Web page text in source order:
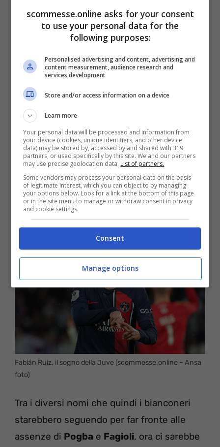
Uno in particolare, secondo le ultime
indiscrezioni, riguarda poi proprio la sua ex
voci di mercato, piacerebbe infatti l’ex
azzurro,
unisce un ottimo fisico a delle interessanti
trame di gioco, ha giocato a Fuorigrotta
dall’estate del 2018 al 2022, anno in cui è
poi andato alParis Saint-Germainche
all’epoca versò nelle casse dei napoletani
circa 25 milioni secondo i dati di
Transfermarkt.
Fabián Ruiz, il sogno della Juve (scommesse.online – Ansa
foto)
Tra i diversi nomi che quindi i bianconeri
starebbero seguendo per far fronte alle
assenze di Pogba e Fagioli, ora ci sarebbe
scommesse.online asks for your consent
to use your personal data for the
following purposes:
Personalised advertising and content, advertising and
content measurement, audience research and
services development
Store and/or access information on a device
Learn more
Your personal data will be processed and information from
your device (cookies, unique identifiers, and other device
data) may be stored by, accessed by and shared with 319
partners, or used specifically by this site. We and our partners
may use precise geolocation data. List of partners.
Some vendors may process your personal data on the basis
of legitimate interest, which you can object to by managing
your options below. Look for a link at the bottom of this page
or in the site menu to manage or withdraw consent in privacy
and cookie settings.
Consent
Manage options